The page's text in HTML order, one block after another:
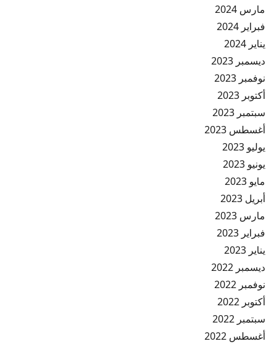
مارس 2024
فبراير 2024
يناير 2024
ديسمبر 2023
نوفمبر 2023
أكتوبر 2023
سبتمبر 2023
أغسطس 2023
يوليو 2023
يونيو 2023
مايو 2023
أبريل 2023
مارس 2023
فبراير 2023
يناير 2023
ديسمبر 2022
نوفمبر 2022
أكتوبر 2022
سبتمبر 2022
أغسطس 2022